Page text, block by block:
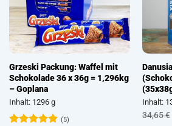
Grzeski Packung: Waffel mit
Schokolade 36 x 36g = 1,296kg
– Goplana
Inhalt: 1296 g
(5)
Inhalt:
34,65€